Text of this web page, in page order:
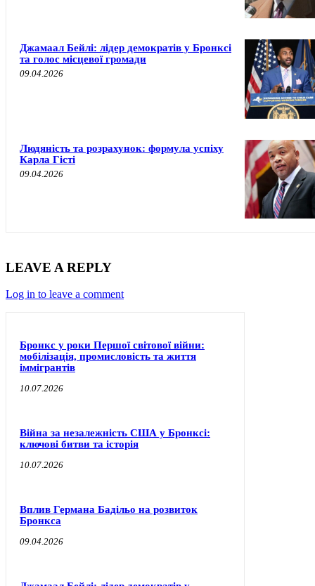
Джамаал Бейлі: лідер демократів у Бронксі
та голос місцевої громади
09.04.2026
Людяність та розрахунок: формула успіху
Карла Гісті
09.04.2026
LEAVE A REPLY
Log in to leave a comment
Бронкс у роки Першої світової війни:
мобілізація, промисловість та життя
іммігрантів
10.07.2026
Війна за незалежність США у Бронксі:
ключові битви та історія
10.07.2026
Вплив Германа Бадільо на розвиток
Бронкса
09.04.2026